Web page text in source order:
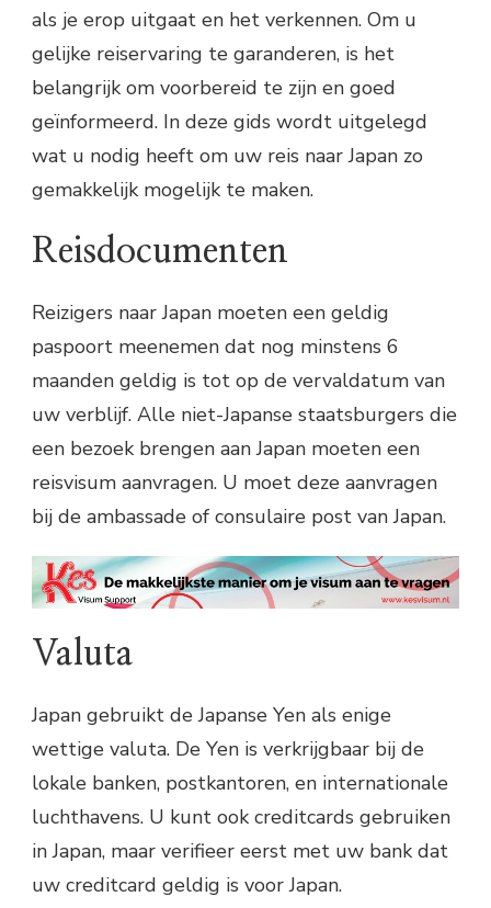
als je erop uitgaat en het verkennen. Om u
gelijke reiservaring te garanderen, is het
belangrijk om voorbereid te zijn en goed
geïnformeerd. In deze gids wordt uitgelegd
wat u nodig heeft om uw reis naar Japan zo
gemakkelijk mogelijk te maken.
Reisdocumenten
Reizigers naar Japan moeten een geldig
paspoort meenemen dat nog minstens 6
maanden geldig is tot op de vervaldatum van
uw verblijf. Alle niet-Japanse staatsburgers die
een bezoek brengen aan Japan moeten een
reisvisum aanvragen. U moet deze aanvragen
bij de ambassade of consulaire post van Japan.
Valuta
Japan gebruikt de Japanse Yen als enige
wettige valuta. De Yen is verkrijgbaar bij de
lokale banken, postkantoren, en internationale
luchthavens. U kunt ook creditcards gebruiken
in Japan, maar verifieer eerst met uw bank dat
uw creditcard geldig is voor Japan.